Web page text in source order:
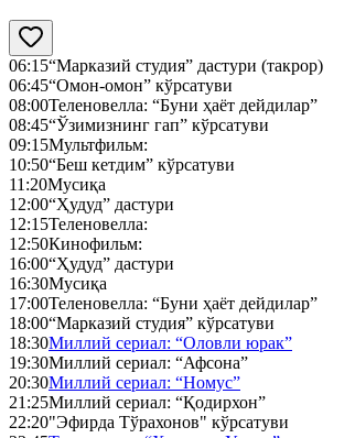
06:15“Марказий студия” дастури (такрор)
06:45“Омон-омон” кўрсатуви
08:00Теленовелла: “Буни ҳаёт дейдилар”
08:45“Ўзимизнинг гап” кўрсатуви
09:15Мультфильм:
10:50“Беш кетдим” кўрсатуви
11:20Мусиқа
12:00“Ҳудуд” дастури
12:15Теленовелла:
12:50Кинофильм:
16:00“Ҳудуд” дастури
16:30Мусиқа
17:00Теленовелла: “Буни ҳаёт дейдилар”
18:00“Марказий студия” кўрсатуви
18:30Миллий сериал: “Оловли юрак”
19:30Миллий сериал: “Афсона”
20:30Миллий сериал: “Номус”
21:25Миллий сериал: “Қодирхон”
22:20"Эфирда Тўрахонов" кўрсатуви